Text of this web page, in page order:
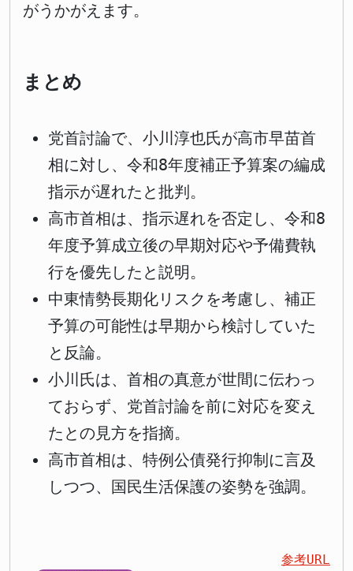
がうかがえます。
まとめ
党首討論で、小川淳也氏が高市早苗首
相に対し、令和8年度補正予算案の編成
指示が遅れたと批判。
高市首相は、指示遅れを否定し、令和8
年度予算成立後の早期対応や予備費執
行を優先したと説明。
中東情勢長期化リスクを考慮し、補正
予算の可能性は早期から検討していた
と反論。
小川氏は、首相の真意が世間に伝わっ
ておらず、党首討論を前に対応を変え
たとの見方を指摘。
高市首相は、特例公債発行抑制に言及
しつつ、国民生活保護の姿勢を強調。
参考URL